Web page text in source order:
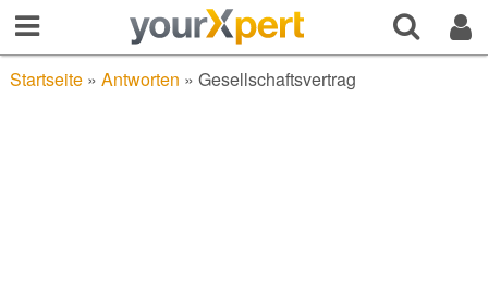
Startseite» Antworten » Gesellschaftsvertrag